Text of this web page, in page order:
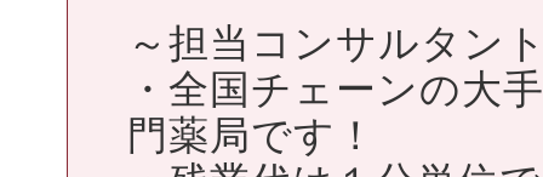
～担当コンサルタン
・全国チェーンの大
門薬局です！